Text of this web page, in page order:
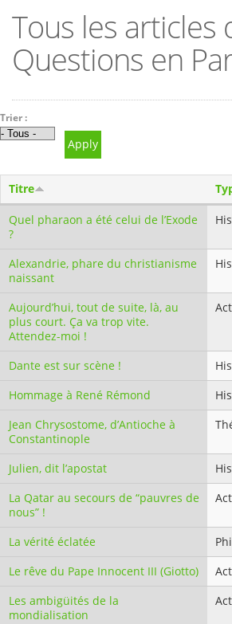
FORUM
Tous les articles
Questions en
Trier :
Titre
Quel pharaon a été celui de l’Exode
?
Alexandrie, phare du christianisme
naissant
Aujourd’hui, tout de suite, là, au
plus court. Ça va trop vite.
Attendez-moi !
Dante est sur scène !
Hommage à René Rémond
Jean Chrysostome, d’Antioche à
Constantinople
Julien, dit l’apostat
La Qatar au secours de “pauvres de
nous” !
La vérité éclatée
Le rêve du Pape Innocent III (Giotto)
Les ambigüités de la
mondialisation